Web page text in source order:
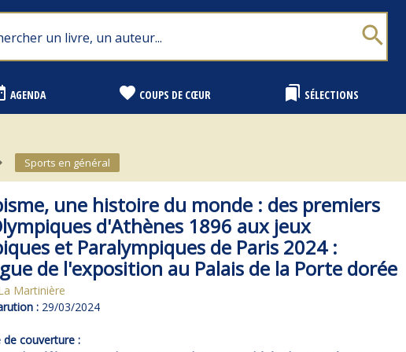
search
AGENDA favorite COUPS DE CŒUR bookmarks SÉLECTIONS
Sports en général
une histoire du monde : des premiers
d'Athènes 1896 aux jeux
et Paralympiques de Paris 2024 :
de l'exposition au Palais de la Porte dorée
Martinière
: 29/03/2024
couverture :